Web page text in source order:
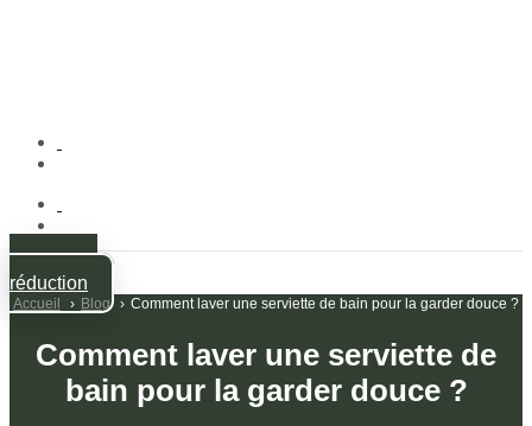
-10% de
réduction
Accueil Blog Comment laver une serviette de bain pour la garder douce ?
Comment laver une serviette de
bain pour la garder douce ?